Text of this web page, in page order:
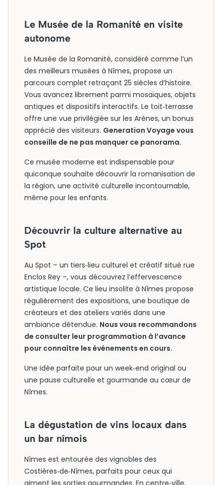
Le Musée de la Romanité en visite
autonome
Le Musée de la Romanité, considéré comme l’un
des meilleurs musées à Nîmes, propose un
parcours complet retraçant 25 siècles d’histoire.
Vous avancez librement parmi mosaïques, objets
antiques et dispositifs interactifs. Le toit‑terrasse
offre une vue privilégiée sur les Arènes, un bonus
apprécié des visiteurs. Generation Voyage vous
conseille de ne pas manquer ce panorama.
Ce musée moderne est indispensable pour
quiconque souhaite découvrir la romanisation de
la région, une activité culturelle incontournable,
même pour les enfants.
Découvrir la culture alternative au
Spot
Au Spot – un tiers‑lieu culturel et créatif situé rue
Enclos Rey –, vous découvrez l’effervescence
artistique locale. Ce lieu insolite à Nîmes propose
régulièrement des expositions, une boutique de
créateurs et des ateliers variés dans une
ambiance détendue. Nous vous recommandons
de consulter leur programmation à l’avance
pour connaître les événements en cours.
Une idée parfaite pour un week‑end original ou
une pause culturelle et gourmande au cœur de
Nîmes.
La dégustation de vins locaux dans
un bar nîmois
Nîmes est entourée des vignobles des
Costières‑de‑Nîmes, parfaits pour ceux qui
aiment les sorties gourmandes. En centre‑ville,